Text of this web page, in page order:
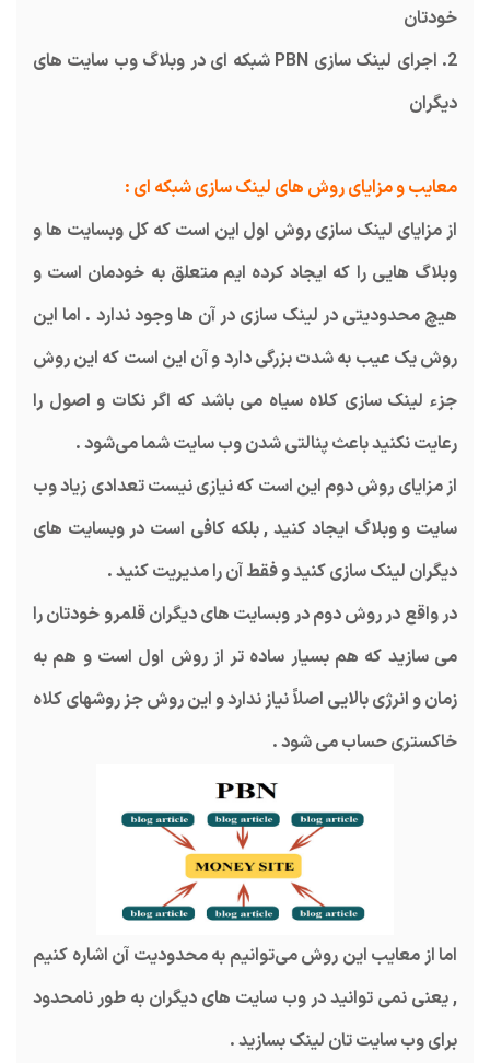
خودتان
2. اجرای لینک سازی PBN شبکه ای در وبلاگ وب سایت های
دیگران
معایب و مزایای روش های لینک سازی شبکه ای :
از مزایای لینک سازی روش اول این است که کل وبسایت ها و
وبلاگ هایی را که ایجاد کرده ایم متعلق به خودمان است و
هیچ محدودیتی در لینک سازی در آن ها وجود ندارد . اما این
روش یک عیب به شدت بزرگی دارد و آن این است که این روش
جزء لینک سازی کلاه سیاه می باشد که اگر نکات و اصول را
رعایت نکنید باعث پنالتی شدن وب سایت شما می‌شود .
از مزایای روش دوم این است که نیازی نیست تعدادی زیاد وب
سایت و وبلاگ ایجاد کنید , بلکه کافی است در وبسایت های
دیگران لینک سازی کنید و فقط آن را مدیریت کنید .
در واقع در روش دوم در وبسایت های دیگران قلمرو خودتان را
می سازید که هم بسیار ساده تر از روش اول است و هم به
زمان و انرژی بالایی اصلاً نیاز ندارد و این روش جز روشهای کلاه
خاکستری حساب می شود .
اما از معایب این روش می‌توانیم به محدودیت آن اشاره کنیم
, یعنی نمی توانید در وب سایت های دیگران به طور نامحدود
برای وب سایت تان لینک بسازید .